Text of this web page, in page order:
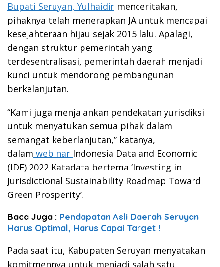
Bupati Seruyan, Yulhaidir menceritakan,
pihaknya telah menerapkan JA untuk mencapai
kesejahteraan hijau sejak 2015 lalu. Apalagi,
dengan struktur pemerintah yang
terdesentralisasi, pemerintah daerah menjadi
kunci untuk mendorong pembangunan
berkelanjutan.
“Kami juga menjalankan pendekatan yurisdiksi
untuk menyatukan semua pihak dalam
semangat keberlanjutan,” katanya,
dalam webinar Indonesia Data and Economic
(IDE) 2022 Katadata bertema ‘Investing in
Jurisdictional Sustainability Roadmap Toward
Green Prosperity’.
Baca Juga : Pendapatan Asli Daerah Seruyan
Harus Optimal, Harus Capai Target !
Pada saat itu, Kabupaten Seruyan menyatakan
komitmennya untuk menjadi salah satu